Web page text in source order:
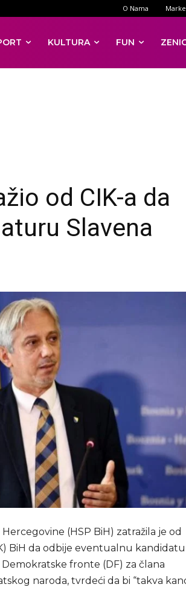
O Nama
KULTURA FUN
od CIK-a da
Slavena
(HSP BiH) zatražila je od
BiH da odbije eventualnu
fronte (DF) za člana
naroda, tvrdeći da bi “takva